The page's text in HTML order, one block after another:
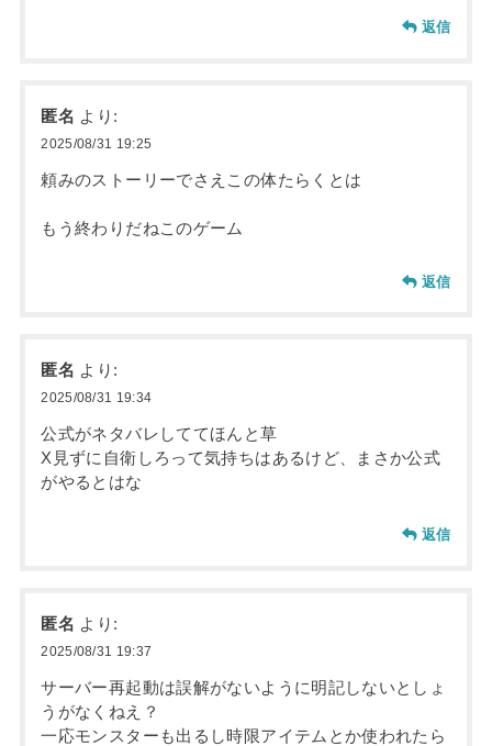
返信
匿名 より:
2025/08/31 19:25
頼みのストーリーでさえこの体たらくとは
もう終わりだねこのゲーム
返信
匿名 より:
2025/08/31 19:34
公式がネタバレしててほんと草
X見ずに自衛しろって気持ちはあるけど、まさか公式
がやるとはな
返信
匿名 より:
2025/08/31 19:37
サーバー再起動は誤解がないように明記しないとしょ
うがなくねえ？
一応モンスターも出るし時限アイテムとか使われたら